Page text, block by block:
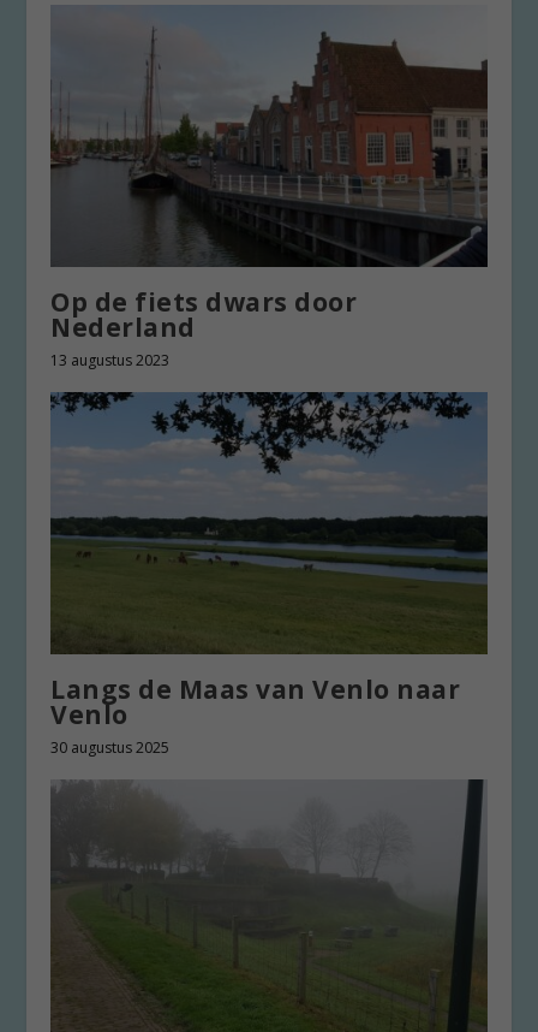
Op de fiets dwars door
Nederland
13 augustus 2023
Langs de Maas van Venlo naar
Venlo
30 augustus 2025